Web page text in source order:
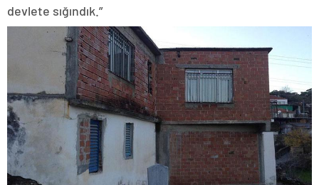
devlete sığındık.”